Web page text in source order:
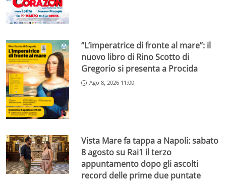
“L’imperatrice di fronte al mare”: il
nuovo libro di Rino Scotto di
Gregorio si presenta a Procida
Ago 8, 2026 11:00
Vista Mare fa tappa a Napoli: sabato
8 agosto su Rai1 il terzo
appuntamento dopo gli ascolti
record delle prime due puntate